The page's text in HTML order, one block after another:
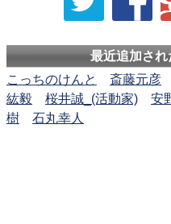
最近追加さ
こっちのけんと
斎藤元彦
紘毅
桜井誠_(活動家) 安
樹
石丸幸人